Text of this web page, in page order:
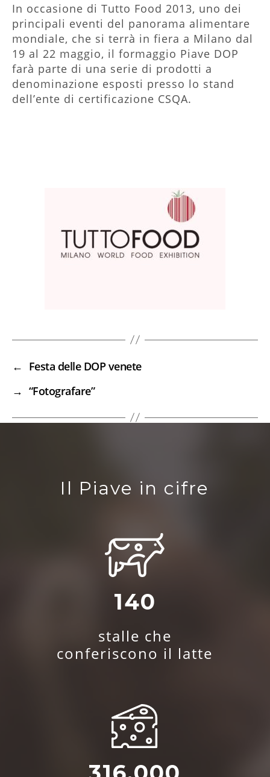
In occasione di Tutto Food 2013, uno dei
principali eventi del panorama alimentare
mondiale, che si terrà in fiera a Milano dal
19 al 22 maggio, il formaggio Piave DOP
farà parte di una serie di prodotti a
denominazione esposti presso lo stand
dell’ente di certificazione CSQA.
← Festa delle DOP venete
→ “Fotografare”
Il Piave in cifre
140
stalle che
conferiscono il latte